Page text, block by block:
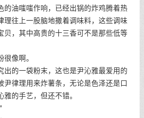
的油嗤嗤作响，已经出锅的炸鸡腾着热
理往上一股脑地撒着调味料，这些调味
贝，其中高贵的十三香可不是那些低等
很像啊。
出的一袋粉末，这也是尹沁雅最爱用的
尹律理用来炸薯条，无论是色泽还是口
的手艺，但还不错。